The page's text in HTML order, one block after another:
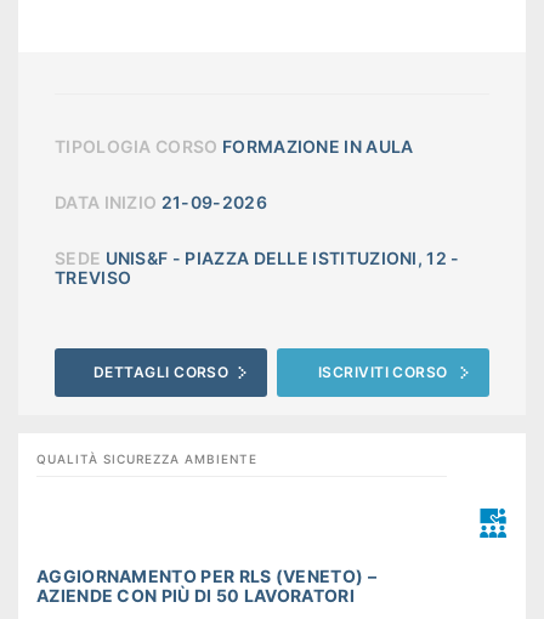
TIPOLOGIA CORSO FORMAZIONE IN AULA
DATA INIZIO 21-09-2026
SEDE UNIS&F - PIAZZA DELLE ISTITUZIONI, 12 -
TREVISO
DETTAGLI CORSO ISCRIVITI CORSO
QUALITÀ SICUREZZA AMBIENTE
AGGIORNAMENTO PER RLS (VENETO) –
AZIENDE CON PIÙ DI 50 LAVORATORI